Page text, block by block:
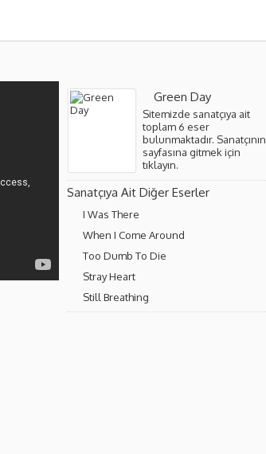
Green Day
Sitemizde sanatçıya ait
toplam 6 eser
bulunmaktadır. Sanatçının
sayfasına gitmek için
tıklayın.
Sanatçıya Ait Diğer Eserler
I Was There
When I Come Around
Too Dumb To Die
Stray Heart
Still Breathing